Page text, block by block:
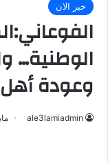
خبر الان
الوطنية…
وعودة أهل
ale3lamiadmin مايو